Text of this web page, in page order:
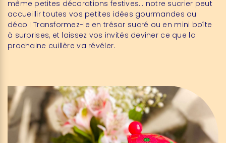
même petites décorations festives… notre sucrier peut
accueillir toutes vos petites idées gourmandes ou
déco ! Transformez-le en trésor sucré ou en mini boîte
à surprises, et laissez vos invités deviner ce que la
prochaine cuillère va révéler.